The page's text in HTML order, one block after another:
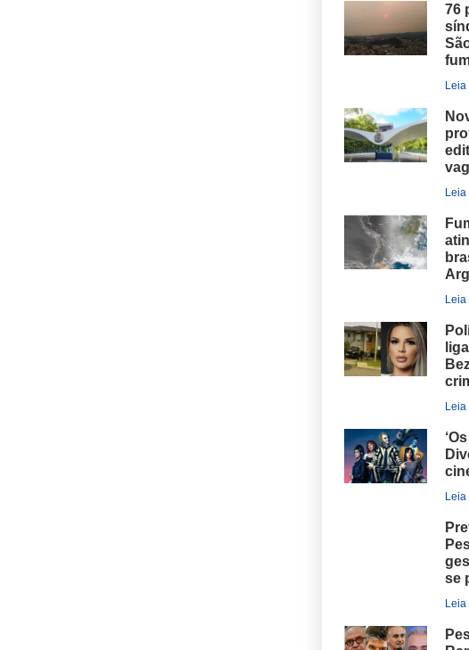
76
Leia
Leia
Leia
Leia
Leia
se
Leia